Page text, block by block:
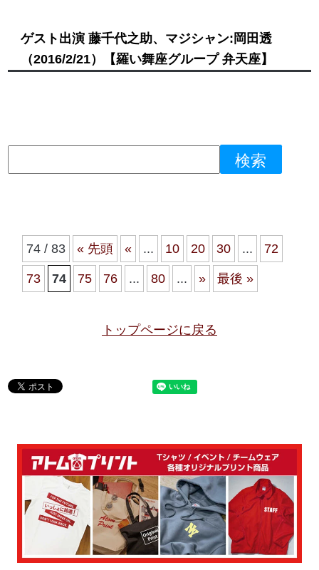
ゲスト出演 藤千代之助、マジシャン:岡田透
（2016/2/21）
【羅い舞座グループ 弁天座】
74 / 83 « 先頭 « ... 10 20 30 ... 72
73 74 75 76 ... 80 ... » 最後 »
トップページに戻る